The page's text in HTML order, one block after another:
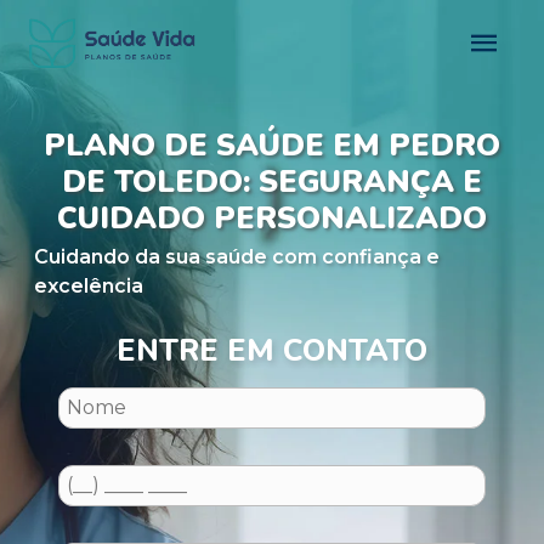
PLANO DE SAÚDE EM PEDRO
DE TOLEDO: SEGURANÇA E
CUIDADO PERSONALIZADO
Cuidando da sua saúde com confiança e
excelência
ENTRE EM CONTATO